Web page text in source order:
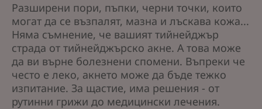
Разширени пори, пъпки, черни точки, които
могат да се възпалят, мазна и лъскава кожа...
Няма съмнение, че вашият тийнейджър
страда от тийнейджърско акне. А това може
да ви върне болезнени спомени. Въпреки че
често е леко, акнето може да бъде тежко
изпитание. За щастие, има решения - от
рутинни грижи до медицински лечения.